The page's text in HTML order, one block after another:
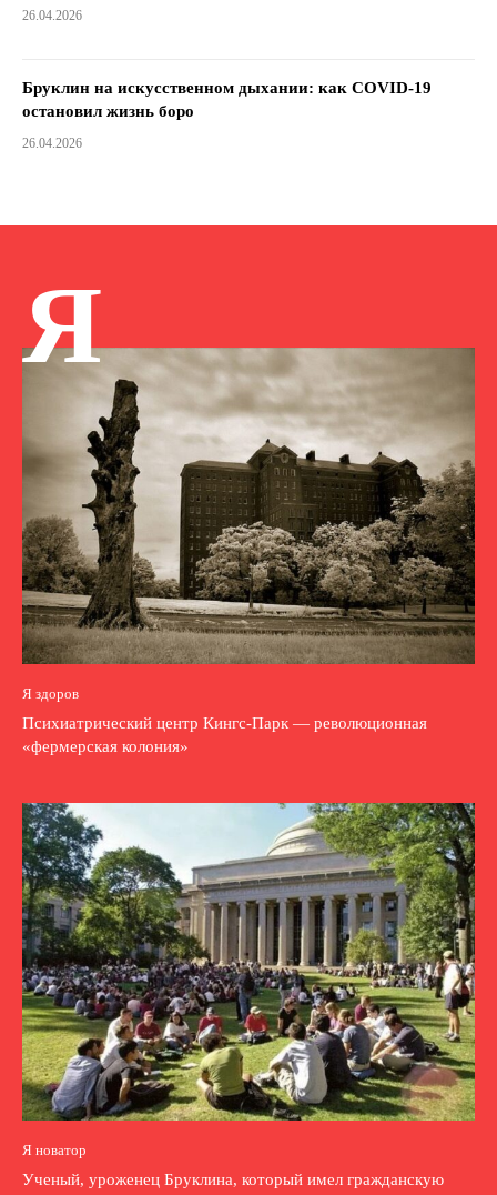
26.04.2026
Бруклин на искусственном дыхании: как COVID-19
остановил жизнь боро
26.04.2026
Я
Я здоров
Психиатрический центр Кингс-Парк — революционная
«фермерская колония»
Я новатор
Ученый, уроженец Бруклина, который имел гражданскую